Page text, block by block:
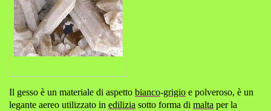
Il gesso è un materiale di aspetto bianco-grigio e polveroso, è un
legante aereo utilizzato in edilizia sotto forma di malta per la